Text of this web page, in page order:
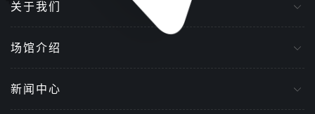
关于我们
场馆介绍
新闻中心